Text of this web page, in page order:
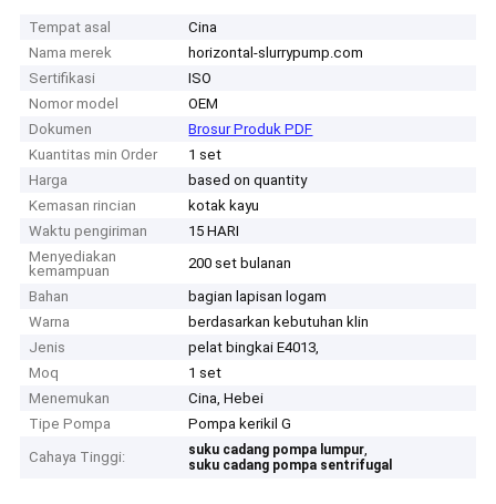
Tempat asal
Cina
Nama merek
horizontal-slurrypump.com
Sertifikasi
ISO
Nomor model
OEM
Dokumen
Brosur Produk PDF
Kuantitas min Order
1 set
Harga
based on quantity
Kemasan rincian
kotak kayu
Waktu pengiriman
15 HARI
Menyediakan
kemampuan
200 set bulanan
Bahan
bagian lapisan logam
Warna
berdasarkan kebutuhan klin
Jenis
pelat bingkai E4013,
Moq
1 set
Menemukan
Cina, Hebei
Tipe Pompa
Pompa kerikil G
Cahaya Tinggi:
suku cadang pompa lumpur,
suku cadang pompa sentrifugal